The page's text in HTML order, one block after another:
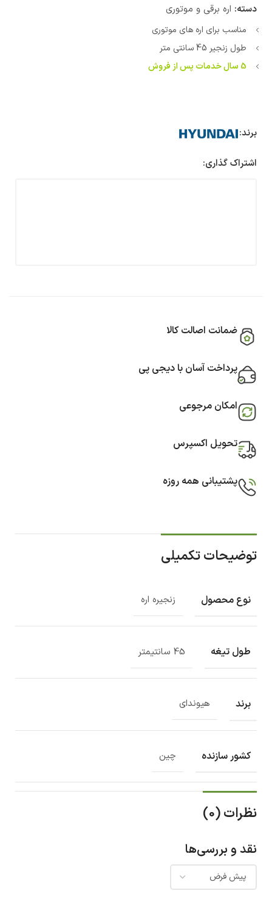
دسته: اره برقی و موتوری
مناسب برای اره های موتوری
طول زنجیر 45 سانتی متر
5 سال خدمات پس از فروش
برند:
اشتراک گذاری:
ضمانت اصالت کالا
پرداخت آسان با دیجی پی
امکان مرجوعی
تحویل اکسپرس
پشتیبانی همه روزه
توضیحات تکمیلی
نوع محصول زنجیره اره
طول تیغه 45 سانتیمتر
برند هیوندای
کشور سازنده چین
نظرات (0)
نقد و بررسی‌ها